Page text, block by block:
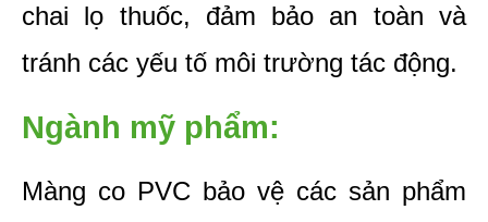
chai lọ thuốc, đảm bảo an toàn và
tránh các yếu tố môi trường tác động.
Ngành mỹ phẩm:
Màng co PVC bảo vệ các sản phẩm